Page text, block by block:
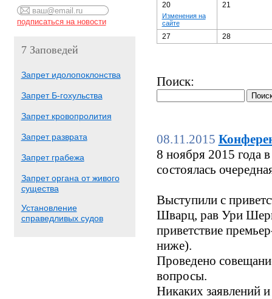
7 Заповедей
Запрет идолопоклонства
Запрет Б-гохульства
Запрет кровопролития
Запрет разврата
Запрет грабежа
Запрет органа от живого
существа
Установление
справедливых судов
20
Изменения на
сайте
21
27 28
Поиск:
08.11.2015
8 ноября 2015 года
состоялась
Выступили с
Шварц, рав Ури
приветствие
ниже).
Проведено
вопросы.
Никаких заявлений